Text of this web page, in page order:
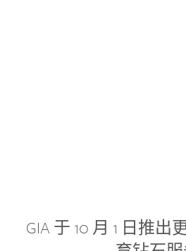
GIA 于 10 月 1 日推